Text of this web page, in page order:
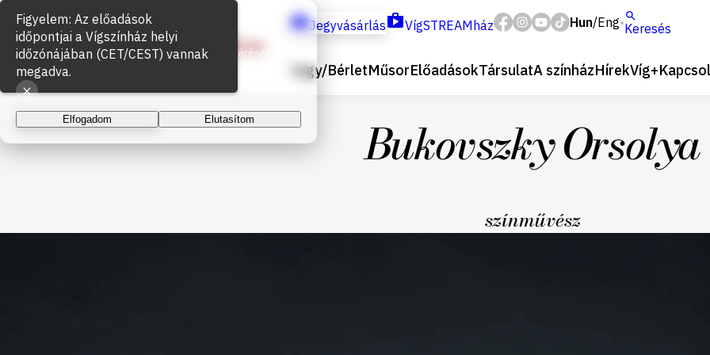
Jegyvásárlás VígSTREAMház Hun/Eng Keresés
Jegy/BérletMűsorElőadásokTársulatA színházHírekVíg+
Bukovszky Orsolya
színművész
Figyelem: Az előadások
időpontjai a Vígszínház helyi
időzónájában (CET/CEST) vannak
megadva.
Sütik használata
Az oldal működéséhez és a látogatottság méréséhez
sütiket használunk. A folytatással elfogadja a sütik
használatát.
Elfogadom Elutasítom